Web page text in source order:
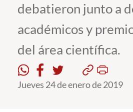
Estudiantes
Académicos
Funcionarios
debatieron junto a
académicos y
del área científica.
Jueves 24 de enero de 2019